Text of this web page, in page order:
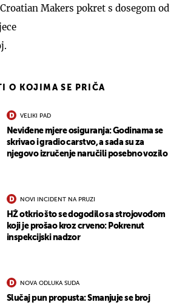
Makers pokret s dosegom od
O KOJIMA SE PRIČA
VELIKI PAD
Neviđene mjere osiguranja: Godinama se
skrivao i gradio carstvo, a sada su za
njegovo izručenje naručili posebno vozilo
NOVI INCIDENT NA PRUZI
HŽ otkrio što se dogodilo sa strojovođom
koji je prošao kroz crveno: Pokrenut
inspekcijski nadzor
NOVA ODLUKA SUDA
Slučaj pun propusta: Smanjuje se broj